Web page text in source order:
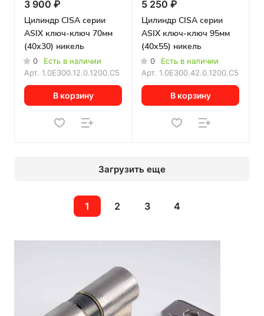
3 900 ₽
Цилиндр CISA серии
ASIX ключ-ключ 70мм
(40х30) никель
0
Есть в наличии
Арт. 1.0E300.12.0.1200.C5
В корзину
5 250 ₽
Цилиндр CISA серии
ASIX ключ-ключ 95мм
(40х55) никель
0
Есть в наличии
Арт. 1.0E300.42.0.1200.C5
В корзину
Загрузить еще
1 2 3 4